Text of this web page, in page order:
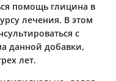
помощь глицина в
лечения. В этом
с
данной добавки,
лет.